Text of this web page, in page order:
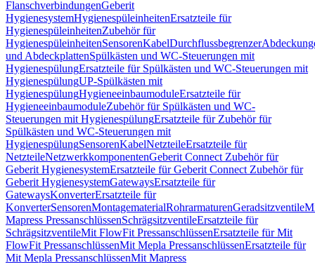
FlanschverbindungenGeberit
HygienesystemHygienespüleinheitenErsatzteile für
HygienespüleinheitenZubehör für
HygienespüleinheitenSensorenKabelDurchflussbegrenzer
und AbdeckplattenSpülkästen und WC-Steuerungen mit
HygienespülungErsatzteile für Spülkästen und WC-Steuerungen mit
HygienespülungUP-Spülkästen mit
HygienespülungHygieneeinbaumoduleErsatzteile für
HygieneeinbaumoduleZubehör für Spülkästen und WC-
Steuerungen mit HygienespülungErsatzteile für Zubehör für
Spülkästen und WC-Steuerungen mit
HygienespülungSensorenKabelNetzteileErsatzteile für
NetzteileNetzwerkkomponentenGeberit Connect Zubehör für
Geberit HygienesystemErsatzteile für Geberit Connect Zubehör für
Geberit HygienesystemGatewaysErsatzteile für
GatewaysKonverterErsatzteile für
KonverterSensorenMontagematerialRohrarmaturenGeradsitzventile
Mapress PressanschlüssenSchrägsitzventileErsatzteile für
SchrägsitzventileMit FlowFit PressanschlüssenErsatzteile für Mit
FlowFit PressanschlüssenMit Mepla PressanschlüssenErsatzteile für
Mit Mepla PressanschlüssenMit Mapress